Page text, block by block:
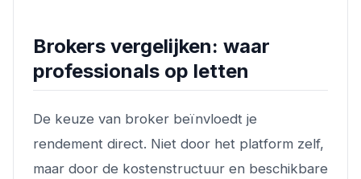
Brokers vergelijken: waar
professionals op letten
De keuze van broker beïnvloedt je
rendement direct. Niet door het platform zelf,
maar door de kostenstructuur en beschikbare